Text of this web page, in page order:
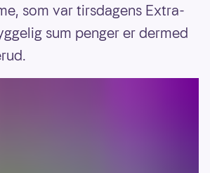
som var tirsdagens Extra-
sum penger er dermed